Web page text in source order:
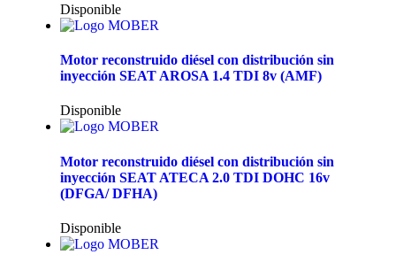
Disponible
Motor reconstruido diésel con distribución sin
inyección SEAT AROSA 1.4 TDI 8v (AMF)
Disponible
Motor reconstruido diésel con distribución sin
inyección SEAT ATECA 2.0 TDI DOHC 16v
(DFGA/ DFHA)
Disponible